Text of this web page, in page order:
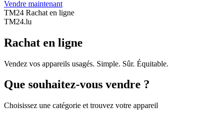
Vendre maintenant
TM24 Rachat en ligne
TM24.lu
Rachat en ligne
Vendez vos appareils usagés. Simple. Sûr. Équitable.
Que souhaitez-vous vendre ?
Choisissez une catégorie et trouvez votre appareil